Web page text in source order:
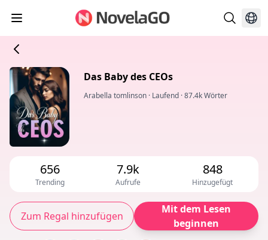
Das Baby des CEOs
Arabella tomlinson · Laufend ·87.4k Wörter
656
Trending
7.9k
Aufrufe
848
Hinzugefügt
Zum Regal hinzufügen
Mit dem Lesen
beginnen